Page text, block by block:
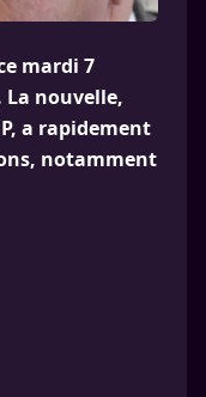
mardi 7
La nouvelle,
a rapidement
notamment